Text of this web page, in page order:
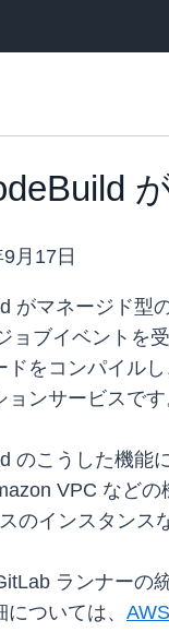
月17日
がマネージド型
ョブイベントを
ドをコンパイル
ンサービスです
のこうした機能
VPC など
のインスタンス
ランナーの
ついては、